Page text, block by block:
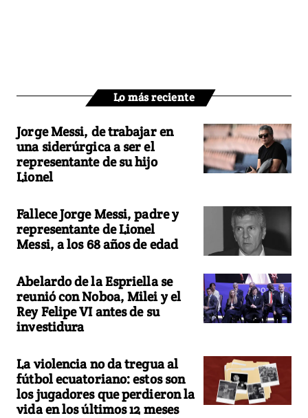
Lo más reciente
Jorge Messi, de trabajar en
una siderúrgica a ser el
representante de su hijo
Lionel
Fallece Jorge Messi, padre y
representante de Lionel
Messi, a los 68 años de edad
Abelardo de la Espriella se
reunió con Noboa, Milei y el
Rey Felipe VI antes de su
investidura
La violencia no da tregua al
fútbol ecuatoriano: estos son
los jugadores que perdieron la
vida en los últimos 12 meses